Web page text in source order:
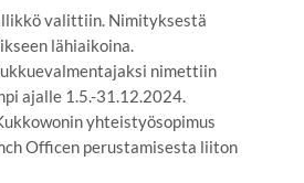
valittiin. Nimityksestä
lähiaikoina.
nimettiin
ajalle 1.5.-31.12.2024.
yhteistyösopimus
Officen perustamisesta liiton